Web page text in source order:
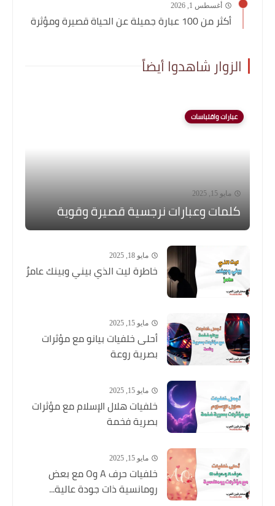
أغسطس 1, 2026
أكثر من 100 عبارة جميلة عن الحياة قصيرة ومؤثرة
الزوار شاهدوا أيضاً
عبارات واقتباسات
مايو 15, 2025
كلمات وعبارات نرجسية قصيرة وقوية
مايو 18, 2025
خاطرة ليت الذي بيني وبينك عامرٌ
مايو 15, 2025
أحلى خلفيات بيانو مع مؤثرات
بصرية روعة
مايو 15, 2025
خلفيات هلال الإسلام مع مؤثرات
بصرية فخمة
مايو 15, 2025
خلفيات حرف A وO مع بعض
رومانسية ذات جودة عالية...